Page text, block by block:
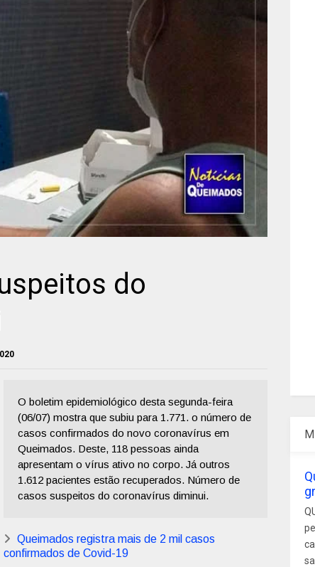
do
O boletim epidemiológico desta segunda-feira
(06/07) mostra que subiu para 1.771. o número de
casos confirmados do novo coronavírus em
Queimados. Deste, 118 pessoas ainda
apresentam o vírus ativo no corpo. Já outros
1.612 pacientes estão recuperados. Número de
casos suspeitos do coronavírus diminui.
Queimados registra mais de 2 mil casos
confirmados de Covid-19